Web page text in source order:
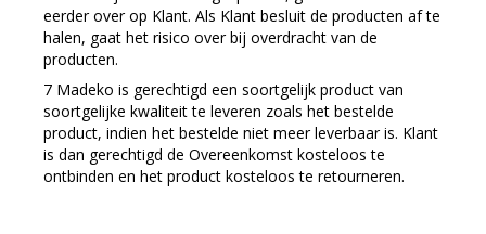
eerder over op Klant. Als Klant besluit de producten af te
halen, gaat het risico over bij overdracht van de
producten.
Madeko is gerechtigd een soortgelijk product van
soortgelijke kwaliteit te leveren zoals het bestelde
product, indien het bestelde niet meer leverbaar is. Klant
is dan gerechtigd de Overeenkomst kosteloos te
ontbinden en het product kosteloos te retourneren.